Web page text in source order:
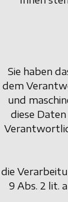
Sie haben
dem
und
diese
die
9 Abs. 2 lit.